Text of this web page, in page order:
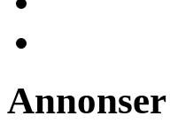
Annonser